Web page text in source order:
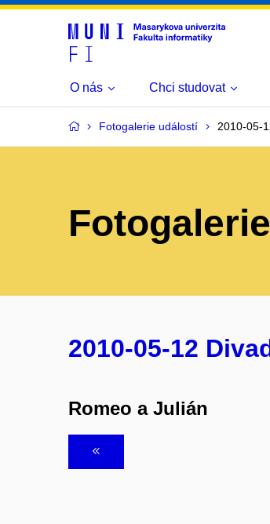
O nás Chci studovat
Fotogalerie událostí 2010-05-
2010-05-12
Romeo a Julián